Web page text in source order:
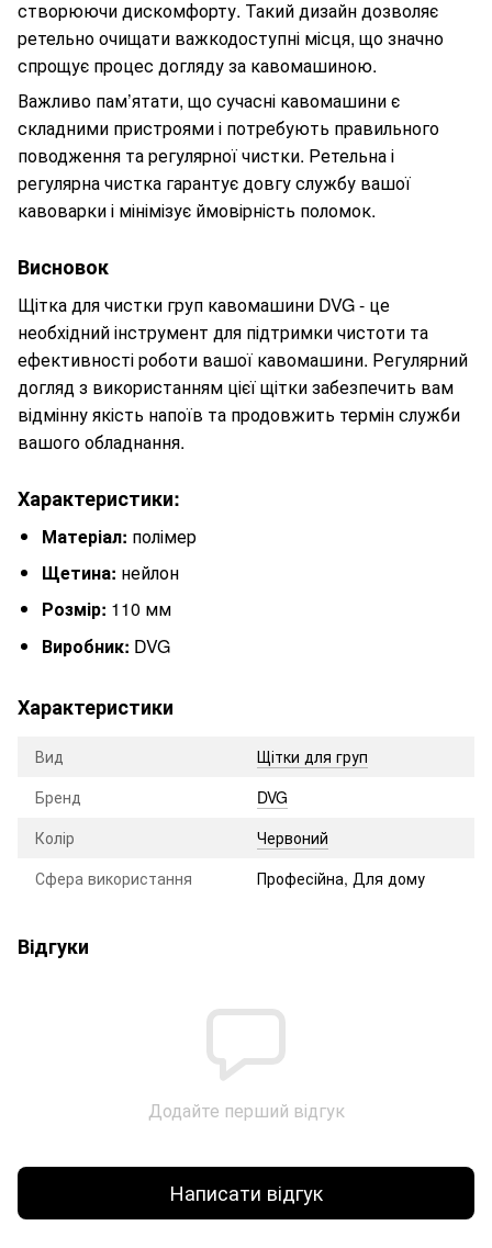
створюючи дискомфорту. Такий дизайн дозволяє
ретельно очищати важкодоступні місця, що значно
спрощує процес догляду за кавомашиною.
Важливо пам’ятати, що сучасні кавомашини є
складними пристроями і потребують правильного
поводження та регулярної чистки. Ретельна і
регулярна чистка гарантує довгу службу вашої
кавоварки і мінімізує ймовірність поломок.
Висновок
Щітка для чистки груп кавомашини DVG - це
необхідний інструмент для підтримки чистоти та
ефективності роботи вашої кавомашини. Регулярний
догляд з використанням цієї щітки забезпечить вам
відмінну якість напоїв та продовжить термін служби
вашого обладнання.
Характеристики:
Матеріал: полімер
Щетина: нейлон
Розмір: 110 мм
Виробник: DVG
Характеристики
Вид
Щітки для груп
Бренд
DVG
Колір
Червоний
Сфера використання
Професійна, Для дому
Відгуки
Додайте перший відгук
Написати відгук